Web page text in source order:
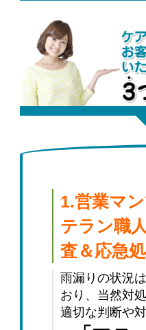
1.営業マ
テラン職
査＆応急
雨漏りの状況
おり、当然対
適切な判断や